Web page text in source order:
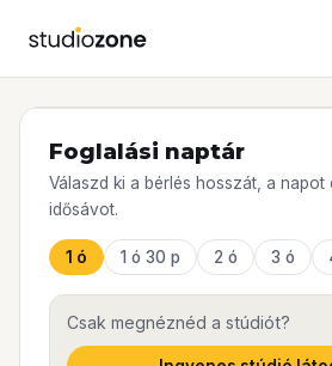
Foglalási naptár
Válaszd ki a bérlés hosszát, a napot
idősávot.
1 ó 1 ó 30 p 2 ó 3 ó
Csak megnéznéd a stúdiót?